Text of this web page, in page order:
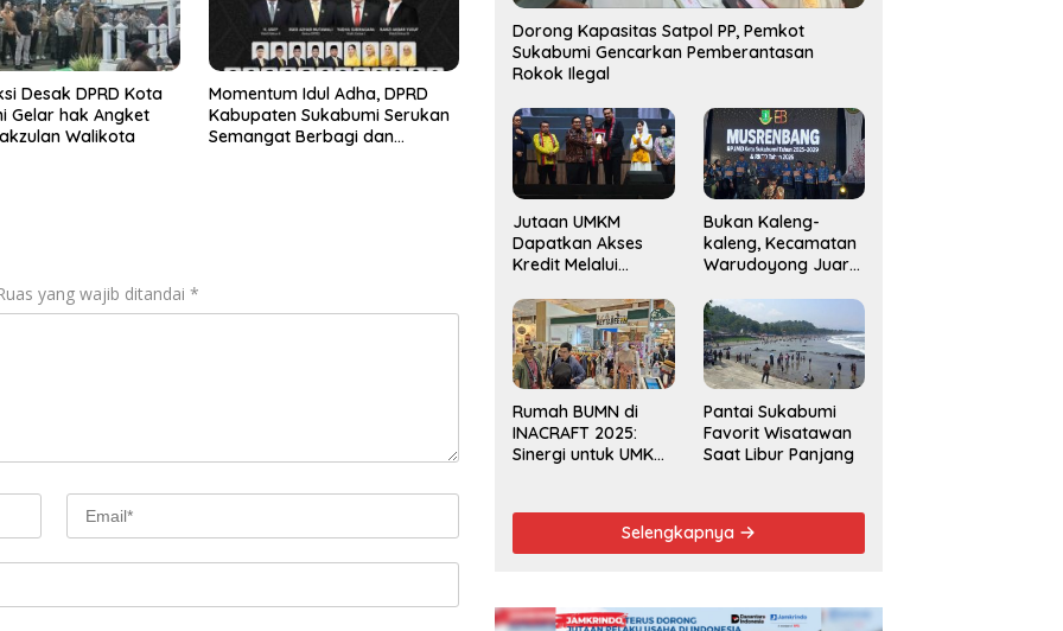
Desak DPRD Kota
Gelar hak Angket
Walikota
Momentum Idul Adha, DPRD
Kabupaten Sukabumi Serukan
Semangat Berbagi dan
yang wajib ditandai *
Dorong Kapasitas Satpol PP, Pemkot
Sukabumi Gencarkan Pemberantasan
Rokok Ilegal
Jutaan UMKM
Dapatkan Akses
Kredit Melalui
Jamkrindo
Bukan Kaleng-
kaleng, Kecamatan
Warudoyong Juara
Musrenbang
Kecamatan 2025
Rumah BUMN di
INACRAFT 2025:
Sinergi untuk UMKM
Pantai Sukabumi
Favorit Wisatawan
Saat Libur Panjang
Selengkapnya